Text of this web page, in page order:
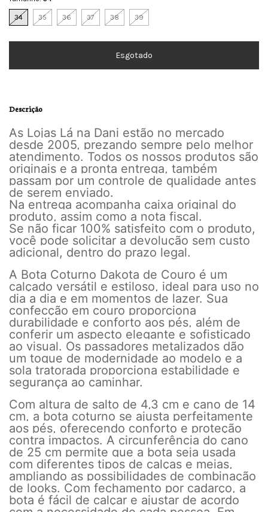
34 35 36 37 38 39
Descrição
As Lojas Lá na Dani estão no mercado
desde 2005, prezando sempre pelo melhor
atendimento. Todos os nossos produtos são
originais e a pronta entrega, também
passam por um controle de qualidade antes
de serem enviado.
Na entrega acompanha caixa original do
produto, assim como a nota fiscal.
Se não ficar 100% satisfeito com o produto,
você pode solicitar a devolução sem custo
adicional, dentro do prazo legal.
A Bota Coturno Dakota de Couro é um
calçado versátil e estiloso, ideal para uso no
dia a dia e em momentos de lazer. Sua
confecção em couro proporciona
durabilidade e conforto aos pés, além de
conferir um aspecto elegante e sofisticado
ao visual. Os passadores metalizados dão
um toque de modernidade ao modelo e a
sola tratorada proporciona estabilidade e
segurança ao caminhar.
Com altura de salto de 4,3 cm e cano de 14
cm, a bota coturno se ajusta perfeitamente
aos pés, oferecendo conforto e proteção
contra impactos. A circunferência do cano
de 25 cm permite que a bota seja usada
com diferentes tipos de calças e meias,
ampliando as possibilidades de combinação
de looks. Com fechamento por cadarço, a
bota é fácil de calçar e ajustar de acordo